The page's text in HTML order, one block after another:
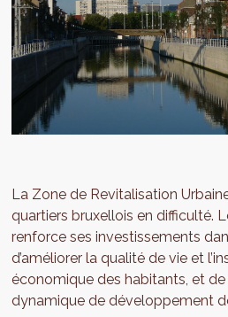
La Zone de Revitalisation
quartiers bruxellois en difficulté.
renforce ses investissements
d’améliorer la qualité de vie et
économique des habitants, et
dynamique de développement